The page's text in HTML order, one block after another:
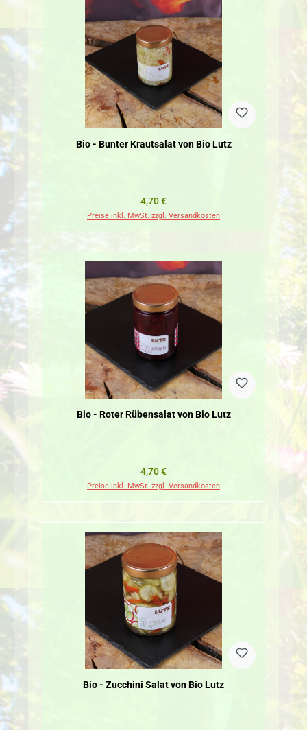
Bio - Bunter Krautsalat von Bio Lutz
Regulärer Preis:
4,70 €
Preise inkl. MwSt. zzgl. Versandkosten
Bio - Roter Rübensalat von Bio Lutz
Regulärer Preis:
4,70 €
Preise inkl. MwSt. zzgl. Versandkosten
Bio - Zucchini Salat von Bio Lutz